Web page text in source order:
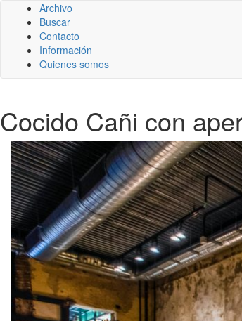
Archivo
Buscar
Contacto
Información
Quienes somos
Cocido Cañi con